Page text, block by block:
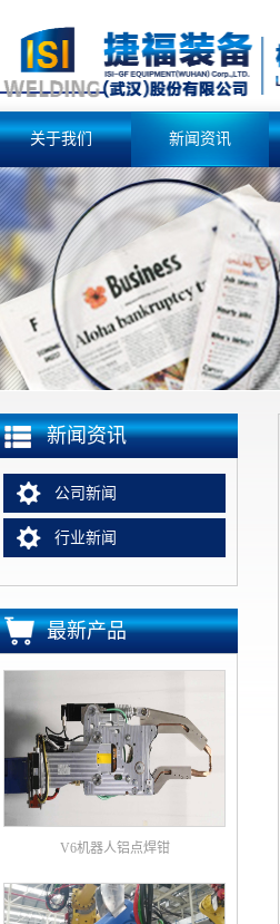
关于我们 新闻资讯
新闻资讯
公司新闻
行业新闻
最新产品
V6机器人铝点焊钳